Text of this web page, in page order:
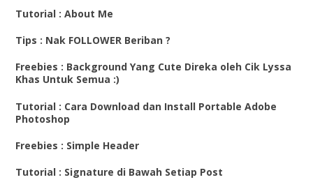
Tutorial : About Me
Tips : Nak FOLLOWER Beriban ?
Freebies : Background Yang Cute Direka oleh Cik Lyssa
Khas Untuk Semua :)
Tutorial : Cara Download dan Install Portable Adobe
Photoshop
Freebies : Simple Header
Tutorial : Signature di Bawah Setiap Post